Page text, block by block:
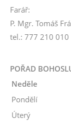
Farář:
P. Mgr. Tomáš
tel.: 777 210 010
POŘAD
Neděle
Pondělí
Úterý